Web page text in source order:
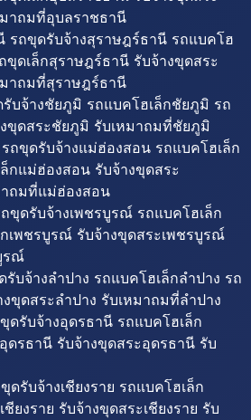
าถมที่อุบลราชธานี
รถขุดรับจ้างสุราษฎร์ธานี รถแบคโฮ
ขุดเล็กสุราษฎร์ธานี รับจ้างขุดสระ
าถมที่สุราษฎร์ธานี
บจ้างชัยภูมิ รถแบคโฮเล็กชัยภูมิ รถ
ขุดสระชัยภูมิ รับเหมาถมที่ชัยภูมิ
ถขุดรับจ้างแม่ฮ่องสอน รถแบคโฮเล็ก
กแม่ฮ่องสอน รับจ้างขุดสระ
ถมที่แม่ฮ่องสอน
ขุดรับจ้างเพชรบูรณ์ รถแบคโฮเล็ก
เพชรบูรณ์ รับจ้างขุดสระเพชรบูรณ์
รณ์
บจ้างลำปาง รถแบคโฮเล็กลำปาง รถ
ขุดสระลำปาง รับเหมาถมที่ลำปาง
ดรับจ้างอุดรธานี รถแบคโฮเล็ก
ดรธานี รับจ้างขุดสระอุดรธานี รับ
ดรับจ้างเชียงราย รถแบคโฮเล็ก
ชียงราย รับจ้างขุดสระเชียงราย รับ